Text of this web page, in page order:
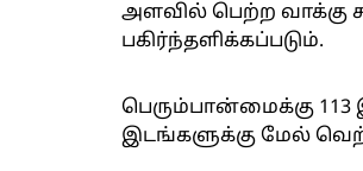
அளவில் பெற்ற வாக்கு
பகிர்ந்தளிக்கப்படும்.
பெரும்பான்மைக்கு
இடங்களுக்கு மேல்